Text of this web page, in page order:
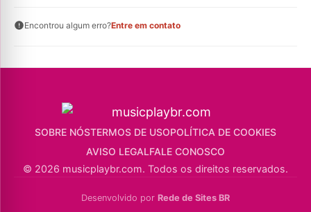
Encontrou algum erro?Entre em contato
SOBRE NÓSTERMOS DE USOPOLÍTICA DE COOKIES
AVISO LEGALFALE CONOSCO
© 2026 musicplaybr.com. Todos os direitos reservados.
Desenvolvido por Rede de Sites BR